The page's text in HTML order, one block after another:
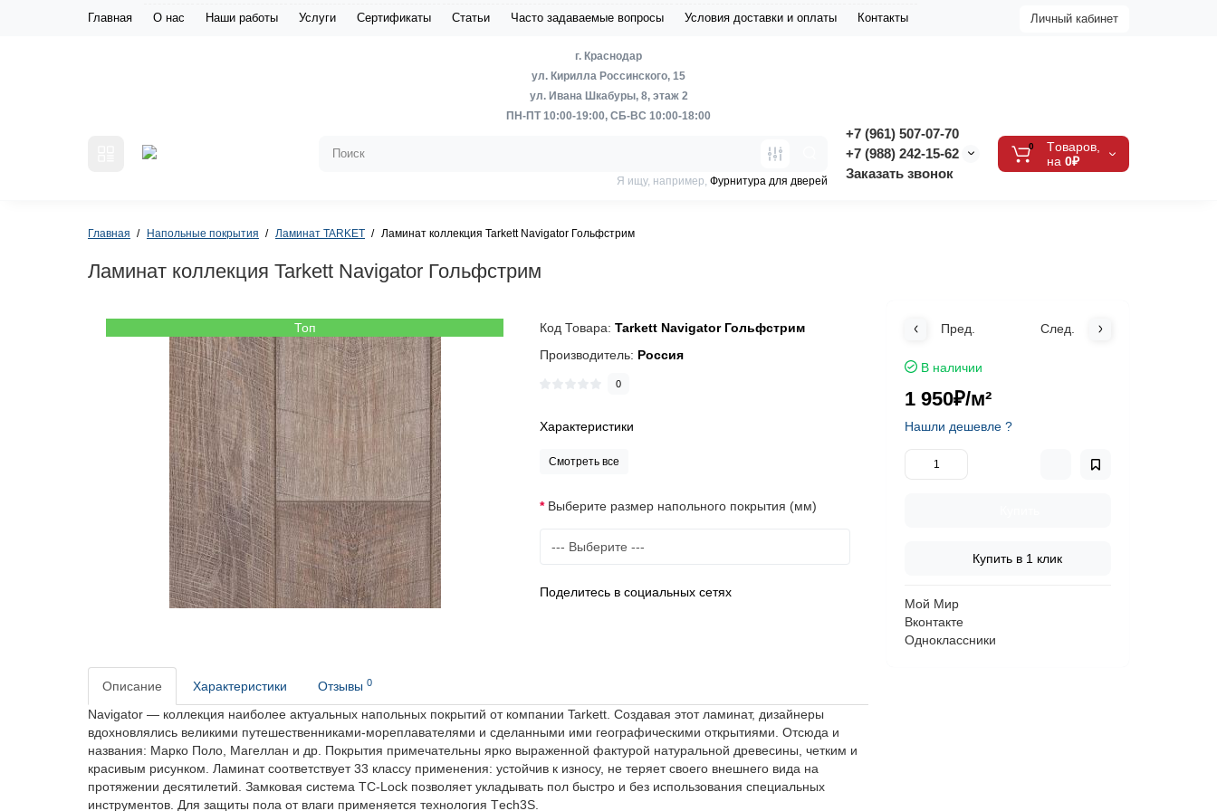
Главная О нас Наши работы Услуги Сертификаты Статьи Часто задаваемые вопросы Условия доставки и оплаты Контакты Личный кабинет
г. Краснодар
ул. Кирилла Россинского, 15
ул. Ивана Шкабуры, 8, этаж 2
ПН-ПТ 10:00-19:00, СБ-ВС 10:00-18:00
+7 (961) 507-07-70
+7 (988) 242-15-62
Заказать звонок
Я ищу, например, Фурнитура для дверей
0
Tоваров,
на 0₽
Главная Напольные покрытия Ламинат TARKET Ламинат коллекция Tarkett Navigator Гольфстрим
Ламинат коллекция Tarkett Navigator Гольфстрим
Топ Код Товара:Tarkett Navigator Гольфстрим
Производитель: Россия
0
Характеристики
Смотреть все
Выберите размер напольного покрытия (мм)
Поделитесь в социальных сетях
Пред. След.
В наличии
1 950₽/м²
Нашли дешевле ?
Купить в 1 клик
Мой Мир
Вконтакте
Одноклассники
Описание Характеристики Отзывы 0
Navigator — коллекция наиболее актуальных напольных покрытий от компании Tarkett. Создавая этот ламинат, дизайнеры
вдохновлялись великими путешественниками-мореплавателями и сделанными ими географическими открытиями. Отсюда и
названия: Марко Поло, Магеллан и др. Покрытия примечательны ярко выраженной фактурой натуральной древесины, четким и
красивым рисунком. Ламинат соответствует 33 классу применения: устойчив к износу, не теряет своего внешнего вида на
протяжении десятилетий. Замковая система TC-Lock позволяет укладывать пол быстро и без использования специальных
инструментов. Для защиты пола от влаги применяется технология Tеch3S.